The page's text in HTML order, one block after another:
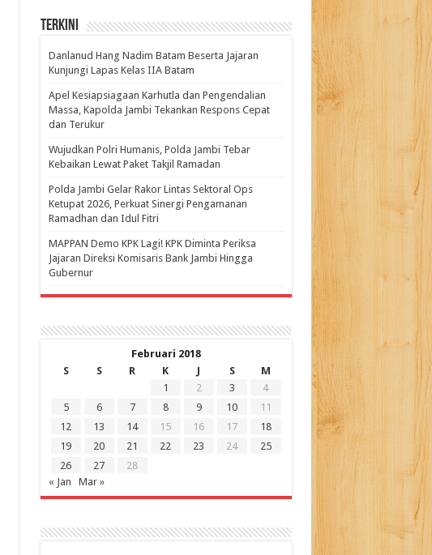
Terkini
Danlanud Hang Nadim Batam Beserta Jajaran
Kunjungi Lapas Kelas IIA Batam
Apel Kesiapsiagaan Karhutla dan Pengendalian
Massa, Kapolda Jambi Tekankan Respons Cepat
dan Terukur
Wujudkan Polri Humanis, Polda Jambi Tebar
Kebaikan Lewat Paket Takjil Ramadan
Polda Jambi Gelar Rakor Lintas Sektoral Ops
Ketupat 2026, Perkuat Sinergi Pengamanan
Ramadhan dan Idul Fitri
‎MAPPAN Demo KPK Lagi! KPK Diminta Periksa
Jajaran Direksi Komisaris Bank Jambi Hingga
Gubernur ‎
Februari 2018
S
S R K J S
M
1
2 3
4
5
6 7 8 9 10
11
12
13 14 15 16 17
18
19
20 21 22 23 24
25
26
27
28
« Jan
Mar »